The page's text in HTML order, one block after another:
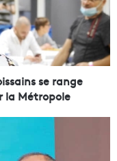
se range
la Métropole